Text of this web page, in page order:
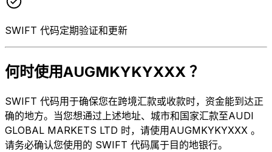
SWIFT 代码定期验证和更新
何时使用AUGMKYKYXXX ？
SWIFT 代码用于确保您在跨境汇款或收款时，资金能到达正
确的地方。当您想通过上述地址、城市和国家汇款至AUDI
GLOBAL MARKETS LTD 时，请使用AUGMKYKYXXX 。
请务必确认您使用的 SWIFT 代码属于目的地银行。